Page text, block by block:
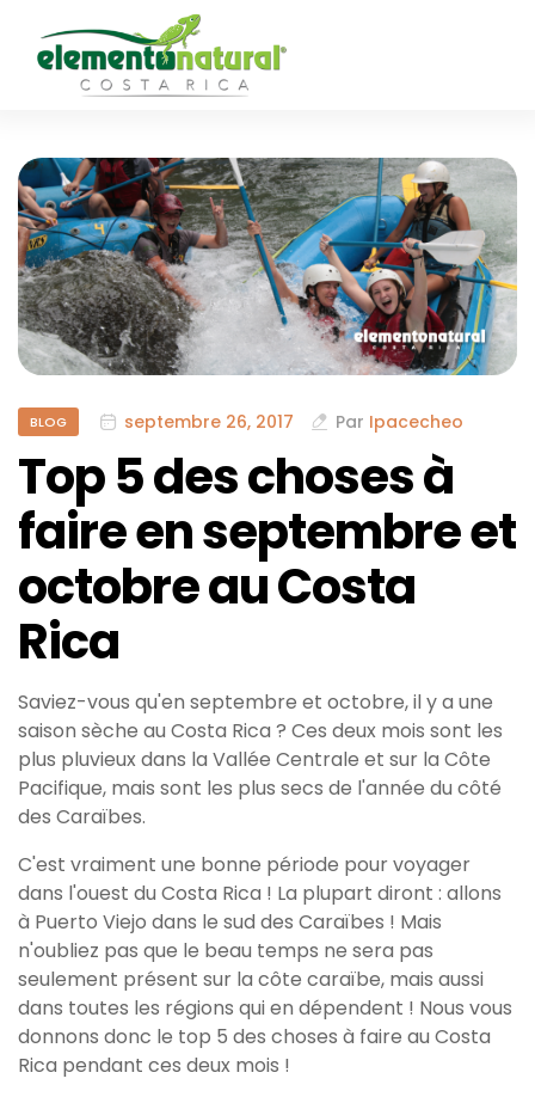
BLOG septembre 26, 2017 Par Ipacecheo
Top 5 des choses à
faire en septembre et
octobre au Costa
Rica
Saviez-vous qu'en septembre et octobre, il y a une
saison sèche au Costa Rica ? Ces deux mois sont les
plus pluvieux dans la Vallée Centrale et sur la Côte
Pacifique, mais sont les plus secs de l'année du côté
des Caraïbes.
C'est vraiment une bonne période pour voyager
dans l'ouest du Costa Rica ! La plupart diront : allons
à Puerto Viejo dans le sud des Caraïbes ! Mais
n'oubliez pas que le beau temps ne sera pas
seulement présent sur la côte caraïbe, mais aussi
dans toutes les régions qui en dépendent ! Nous vous
donnons donc le top 5 des choses à faire au Costa
Rica pendant ces deux mois !